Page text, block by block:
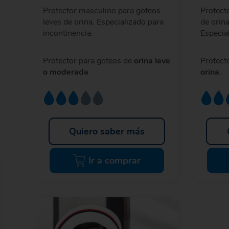
Protector masculino para goteos
leves de orina. Especializado para
incontinencia.
Protector para goteos de orina leve
o moderada
Quiero saber más
Ir a comprar
de
orina.